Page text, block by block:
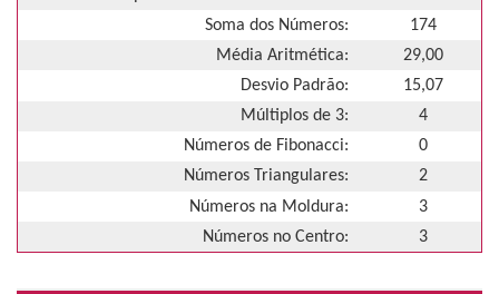
Soma dos Números:
174
Média Aritmética:
29,00
Desvio Padrão:
15,07
Múltiplos de 3:
4
Números de Fibonacci:
0
Números Triangulares:
2
Números na Moldura:
3
Números no Centro:
3